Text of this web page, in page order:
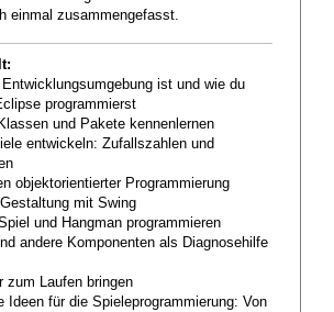
einmal zusammengefasst.
ist und wie du
programmierst
und Pakete kennenlernen
entwickeln: Zufallszahlen und
objektorientierter Programmierung
mit Swing
und Hangman programmieren
andere Komponenten als Diagnosehilfe
zum Laufen bringen
Ideen für die Spieleprogrammierung: Von